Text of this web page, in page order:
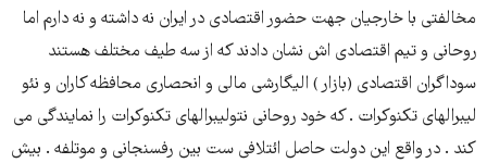
مخالفتی با خارجیان جهت حضور اقتصادی در ایران نه داشته و نه دارم اما
روحانی و تیم اقتصادی اش نشان دادند که از سه طیف مختلف هستند
سوداگران اقتصادی (بازار ) الیگارشی مالی و انحصاری محافظه کاران و نئو
لیبرالهای تکنوکرات . که خود روحانی نتولیبرالهای تکنوکرات را نمایندگی می
کند . در واقع این دولت حاصل ائتلافی ست بین رفسنجانی و موتلفه . بیش